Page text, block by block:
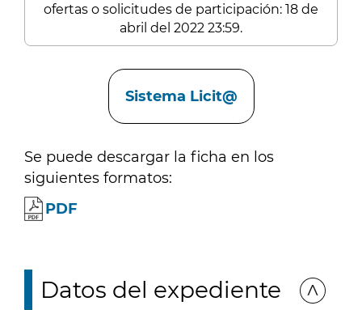
ofertas o solicitudes de participación: 18 de
abril del 2022 23:59.
Sistema Licit@
Se puede descargar la ficha en los
siguientes formatos:
PDF
Datos del expediente